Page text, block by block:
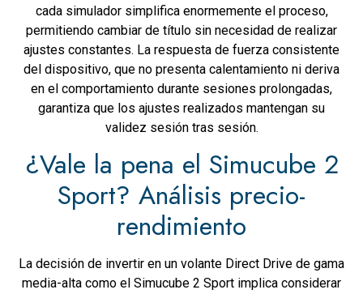
cada simulador simplifica enormemente el proceso,
permitiendo cambiar de título sin necesidad de realizar
ajustes constantes. La respuesta de fuerza consistente
del dispositivo, que no presenta calentamiento ni deriva
en el comportamiento durante sesiones prolongadas,
garantiza que los ajustes realizados mantengan su
validez sesión tras sesión.
¿Vale la pena el Simucube 2
Sport? Análisis precio-
rendimiento
La decisión de invertir en un volante Direct Drive de gama
media-alta como el Simucube 2 Sport implica considerar